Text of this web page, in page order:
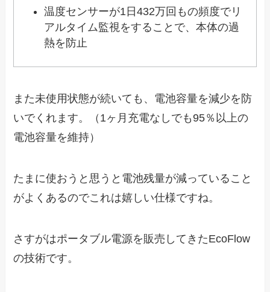
温度センサーが1日432万回もの頻度でリ
アルタイム監視をすることで、本体の過
熱を防止
また未使用状態が続いても、電池容量を減少を防
いでくれます。（1ヶ月充電なしでも95％以上の
電池容量を維持）
たまに使おうと思うと電池残量が減っていること
がよくあるのでこれは嬉しい仕様ですね。
さすがはポータブル電源を販売してきたEcoFlow
の技術です。